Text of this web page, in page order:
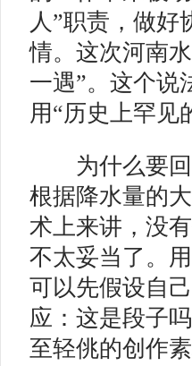
人”职责，做好
情。这次河南
一遇”。这个说
用“历史上罕见
为什么要回
根据降水量的
术上来讲，没
不太妥当了。
可以先假设自
应：这是段子
至轻佻的创作